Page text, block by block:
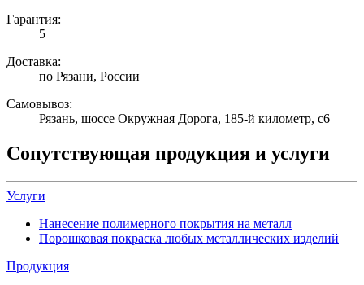
Гарантия:
5
Доставка:
по Рязани, России
Самовывоз:
Рязань, шоссе Окружная Дорога, 185-й километр, с6
Сопутствующая продукция и услуги
Услуги
Нанесение полимерного покрытия на металл
Порошковая покраска любых металлических изделий
Продукция